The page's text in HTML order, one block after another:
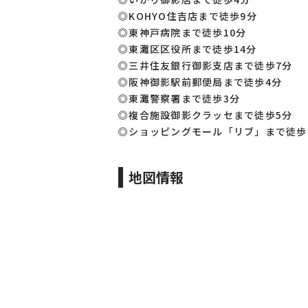
◎KOHYO住吉店まで徒歩9分
◎東神戸病院まで徒歩10分
◎東灘区区役所まで徒歩14分
◎三井住友銀行御影支店まで徒歩7分
◎阪神御影駅前郵便局まで徒歩4分
◎東灘警察署まで徒歩3分
◎複合施設御影クラッセまで徒歩5分
◎ショッピングモール「リブ」まで徒
地図情報